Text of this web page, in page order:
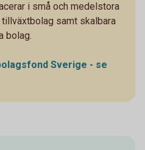
i små och medelstora
samt skalbara
bolag.
Sverige - se